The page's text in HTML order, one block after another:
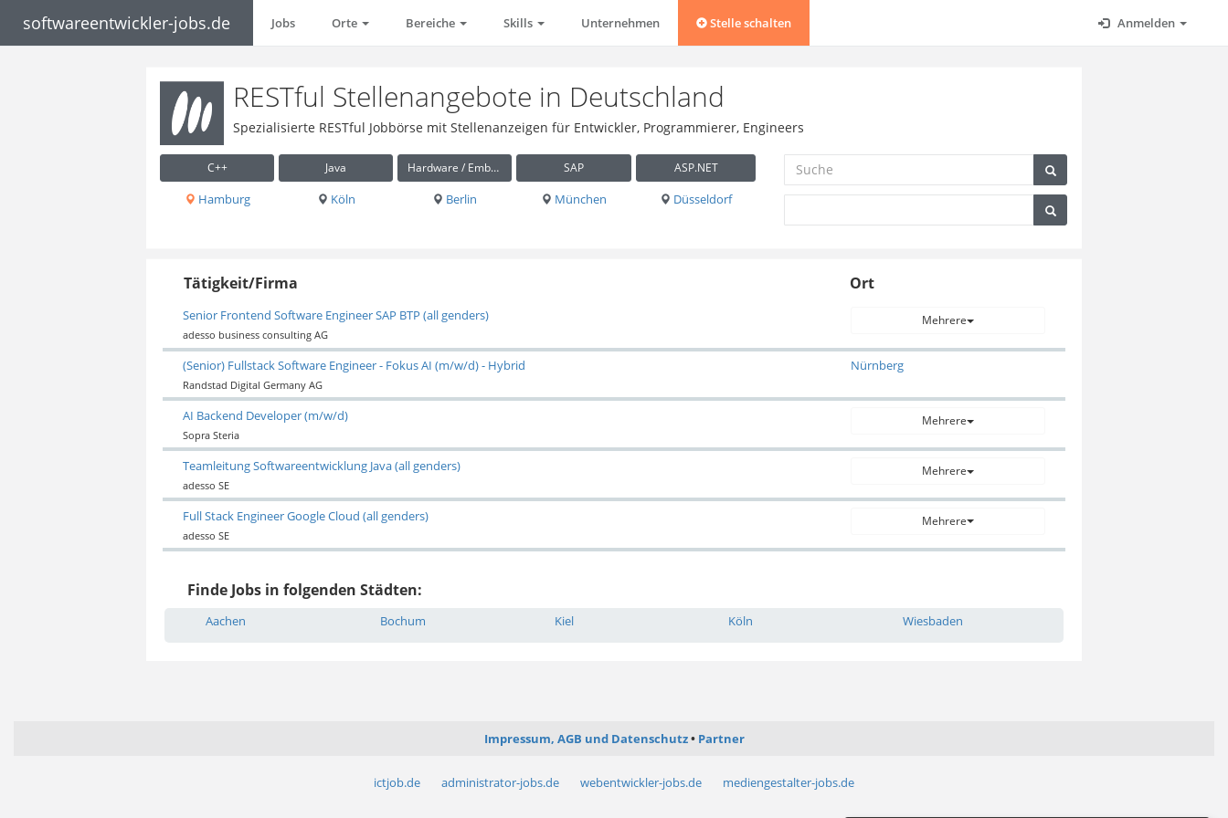
softwareentwickler-jobs.de Jobs Orte Bereiche Skills Unternehmen Stelle schalten Anmelden
RESTful Stellenangebote in Deutschland
Spezialisierte RESTful Jobbörse mit Stellenanzeigen für Entwickler, Programmierer, Engineers
C++ Java Hardware / Embedded SAP ASP.NET
Hamburg Köln Berlin München Düsseldorf
Tätigkeit/Firma Ort
Senior Frontend Software Engineer SAP BTP (all genders)
adesso business consulting AG
Mehrere
(Senior) Fullstack Software Engineer - Fokus AI (m/w/d) - Hybrid
Randstad Digital Germany AG
Nürnberg
AI Backend Developer (m/w/d)
Sopra Steria
Mehrere
Teamleitung Softwareentwicklung Java (all genders)
adesso SE
Mehrere
Full Stack Engineer Google Cloud (all genders)
adesso SE
Mehrere
Finde Jobs in folgenden Städten:
Aachen Bochum Kiel Köln Wiesbaden
Impressum, AGB und Datenschutz Partner
ictjob.de administrator-jobs.de webentwickler-jobs.de mediengestalter-jobs.de